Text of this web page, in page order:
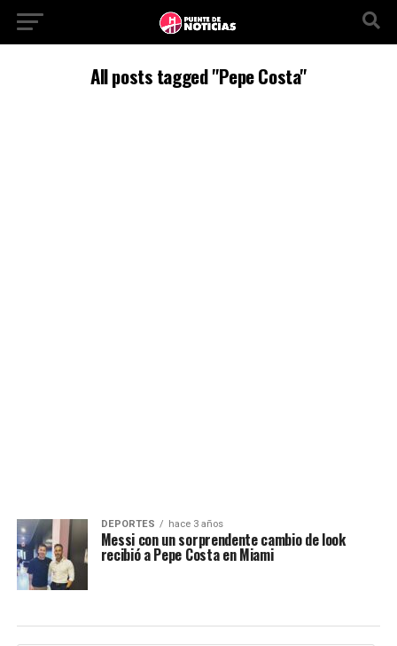
All posts tagged "Pepe Costa"
DEPORTES hace 3 años
Messi con un sorprendente cambio de look
recibió a Pepe Costa en Miami